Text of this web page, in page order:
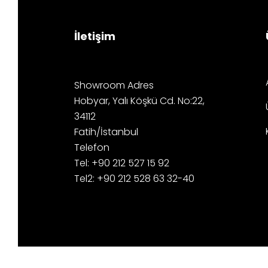
İletişim
Showroom Adres
Hobyar, Yalı Köşkü Cd. No:22,
34112
Fatih/İstanbul
Telefon
Tel: +90 212 527 15 92
Tel2: +90 212 528 63 32-40